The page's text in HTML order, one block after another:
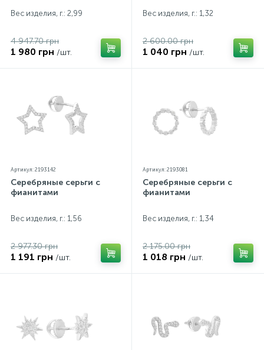
Вес изделия, г.: 2,99
4 947.70 грн
1 980 грн /шт.
Вес изделия, г.: 1,32
2 600.00 грн
1 040 грн /шт.
Артикул: 2193142
Серебряные серьги с
фианитами
Вес изделия, г.: 1,56
2 977.30 грн
1 191 грн /шт.
Артикул: 2193081
Серебряные серьги с
фианитами
Вес изделия, г.: 1,34
2 175.00 грн
1 018 грн /шт.